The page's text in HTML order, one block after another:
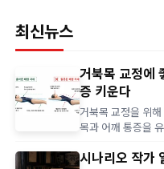
최신뉴스
거북목 교정에
증 키운다
거북목 교정을 위
목과 어깨 통증을
아보고 부상 없이
시나리오 작가
남자들 시즌2'는 2026년 8월 7일